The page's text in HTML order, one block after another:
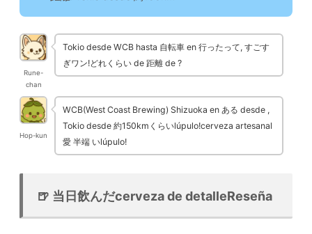
Rune-
chan
Tokio desde WCB hasta 自転車 en 行ったって, すごす
ぎワン!どれくらい de 距離 de ?
Hop-kun
WCB(West Coast Brewing) Shizuoka en ある desde ,
Tokio desde 約150kmくらいlúpulo!cerveza artesanal
愛 半端 いlúpulo!
🍺 当日飲んだcerveza de detalleReseña